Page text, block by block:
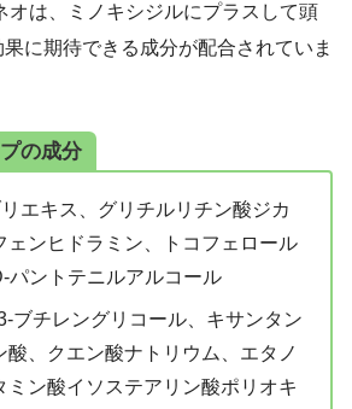
オは、ミノキシジルにプラスして頭
に期待できる成分が配合されていま
の成分
エキス、グリチルリチン酸ジカ
ェンヒドラミン、トコフェロール
パントテニルアルコール
ブチレングリコール、キサンタン
酸、クエン酸ナトリウム、エタノ
ミン酸イソステアリン酸ポリオキ